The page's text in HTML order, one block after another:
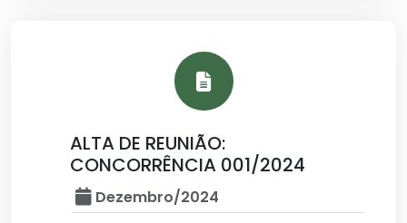
ALTA DE REUNIÃO:
CONCORRÊNCIA 001/2024
Dezembro/2024